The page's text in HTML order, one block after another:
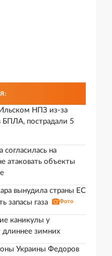
НПЗ из-за
БПЛА, пострадали 5
согласилась на
атаковать объекты
вынудила страны ЕС
запасы газа
Фото
каникулы у
длиннее зимних
Украины Федоров